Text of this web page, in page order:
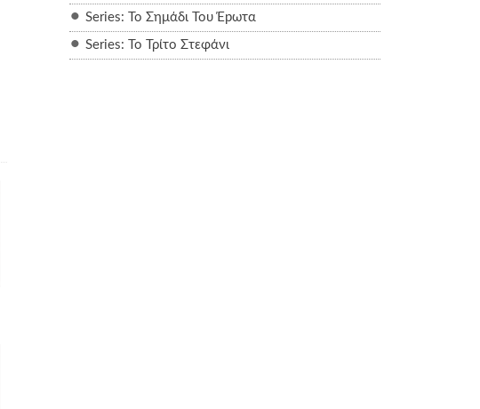
Series: Το Σημάδι Του Έpωτα
Series: Το Τρίτο Στεφάνι